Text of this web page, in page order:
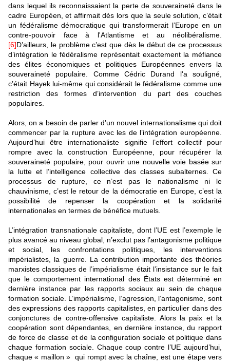
dans lequel ils reconnaissaient la perte de souveraineté dans le
cadre Européen, et affirmait dès lors que la seule solution, c’était
un fédéralisme démocratique qui transformerait l’Europe en un
contre-pouvoir face à l'Atlantisme et au néolibéralisme.
[6]D’ailleurs, le problème c’est que dès le début de ce processus
d’intégration le fédéralisme représentait exactement la méfiance
des élites économiques et politiques Européennes envers la
souveraineté populaire. Comme Cédric Durand l'a souligné,
c’était Hayek lui-même qui considérait le fédéralisme comme une
restriction des formes d’intervention du part des couches
populaires.
Alors, on a besoin de parler d’un nouvel internationalisme qui doit
commencer par la rupture avec les de l’intégration européenne.
Aujourd’hui être internationaliste signifie l’effort collectif pour
rompre avec la construction Européenne, pour récupérer la
souveraineté populaire, pour ouvrir une nouvelle voie basée sur
la lutte et l’intelligence collective des classes subalternes. Ce
processus de rupture, ce n’est pas le nationalisme ni le
chauvinisme, c’est le retour de la démocratie en Europe, c’est la
possibilité de repenser la coopération et la solidarité
internationales en termes de bénéfice mutuels.
L’intégration transnationale capitaliste, dont l’UE est l’exemple le
plus avancé au niveau global, n’exclut pas l’antagonisme politique
et social, les confrontations politiques, les interventions
impérialistes, la guerre. La contribution importante des théories
marxistes classiques de l’impérialisme était l’insistance sur le fait
que le comportement international des États est déterminé en
dernière instance par les rapports sociaux au sein de chaque
formation sociale. L’impérialisme, l’agression, l’antagonisme, sont
des expressions des rapports capitalistes, en particulier dans des
conjonctures de contre-offensive capitaliste. Alors la paix et la
coopération sont dépendantes, en dernière instance, du rapport
de force de classe et de la configuration sociale et politique dans
chaque formation sociale. Chaque coup contre l’UE aujourd’hui,
chaque « maillon » qui rompt avec la chaîne, est une étape vers